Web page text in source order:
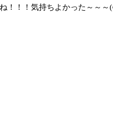
！！！気持ちよかった～～